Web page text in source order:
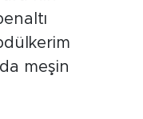
meşin